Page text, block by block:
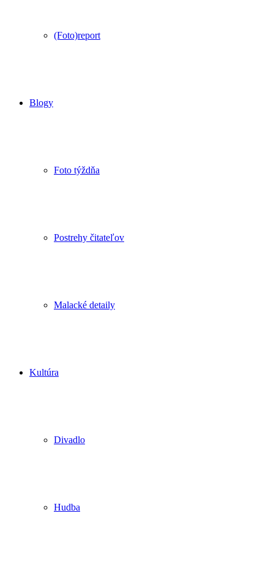
(Foto)report
Blogy
Foto týždňa
Postrehy čitateľov
Malacké detaily
Kultúra
Divadlo
Hudba